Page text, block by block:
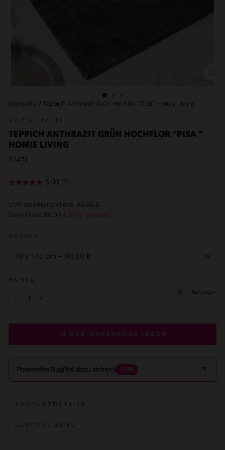
Startseite / Teppich Anthrazit Grün Hochflor "Pisa " Homie Living
HOMIE LIVING
TEPPICH ANTHRAZIT GRÜN HOCHFLOR "PISA "
HOMIE LIVING
91470
UVP des Herstellers: 99,00 €€99,00
Dein Preis: 80,00 € 19% gespart
GRÖSSE
MENGE
Auf Lager
IN DEN WARENKORB LEGEN
Passendes RugPad dazu sichern −20% ▲
PRODUKTDETAILS
BESCHREIBUNG